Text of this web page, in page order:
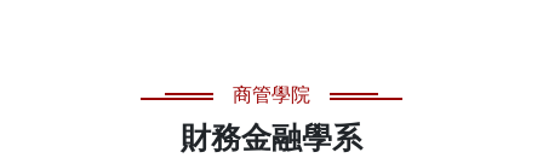
商管學院
財務金融學系